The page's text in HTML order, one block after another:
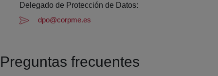
Delegado de Protección de Datos:
dpo@corpme.es
Preguntas frecuentes